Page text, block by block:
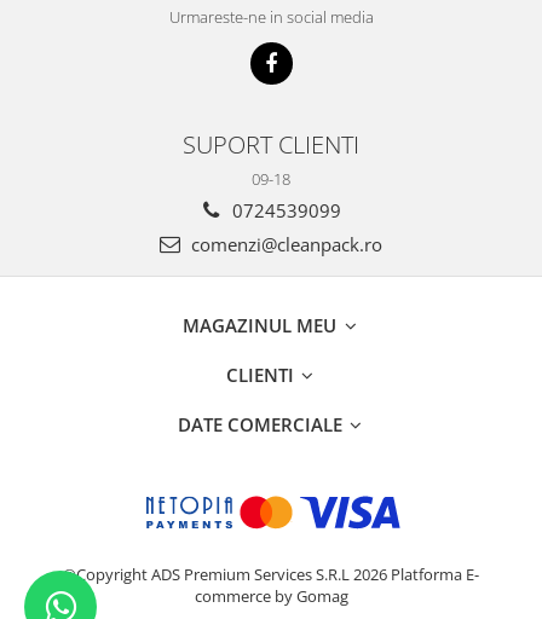
Urmareste-ne in social media
SUPORT CLIENTI
09-18
0724539099
comenzi@cleanpack.ro
MAGAZINUL MEU
CLIENTI
DATE COMERCIALE
©Copyright ADS Premium Services S.R.L 2026 Platforma E-
commerce by Gomag